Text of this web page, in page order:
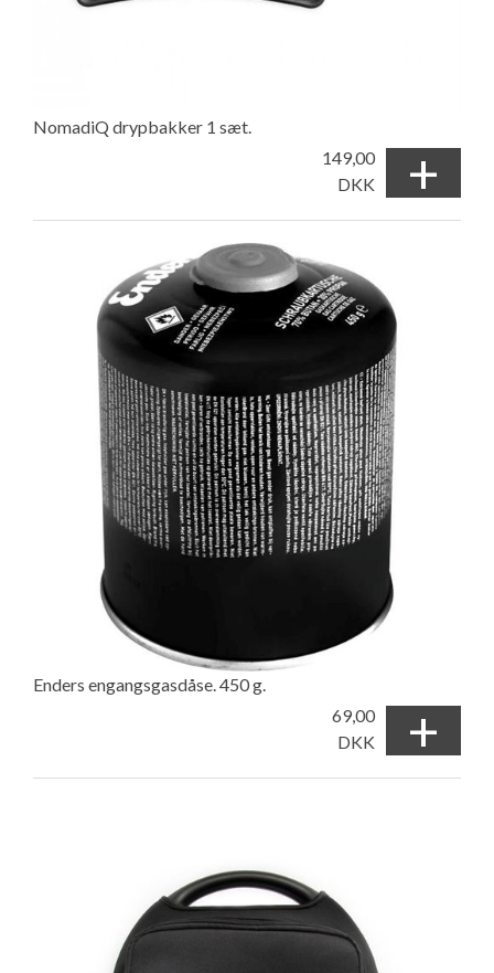
NomadiQ drypbakker 1 sæt.
149,00
DKK
+
Enders engangsgasdåse. 450 g.
69,00
DKK
+